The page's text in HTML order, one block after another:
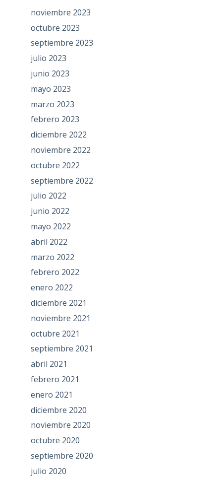
noviembre 2023
octubre 2023
septiembre 2023
julio 2023
junio 2023
mayo 2023
marzo 2023
febrero 2023
diciembre 2022
noviembre 2022
octubre 2022
septiembre 2022
julio 2022
junio 2022
mayo 2022
abril 2022
marzo 2022
febrero 2022
enero 2022
diciembre 2021
noviembre 2021
octubre 2021
septiembre 2021
abril 2021
febrero 2021
enero 2021
diciembre 2020
noviembre 2020
octubre 2020
septiembre 2020
julio 2020